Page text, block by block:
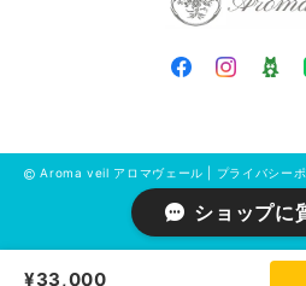
Aroma veil アロマヴェール | プライバシー
¥33,000
ショップに